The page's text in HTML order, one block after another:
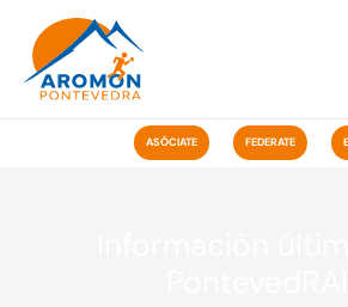
contido
ASÓCIATE FEDERATE